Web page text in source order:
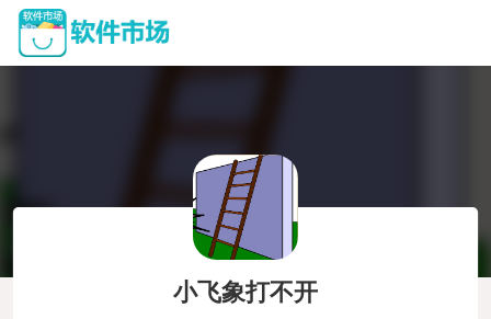
小飞象打不开